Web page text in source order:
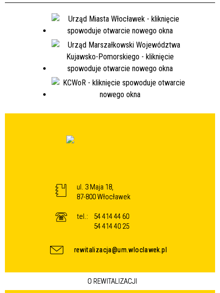
ul. 3 Maja 18,
87-800 Włocławek
tel.:
54 414 44 60
54 414 40 25
rewitalizacja@um.wloclawek.pl
O REWITALIZACJI